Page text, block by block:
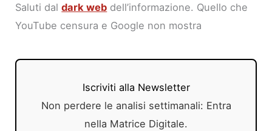
Saluti daldark web dell’informazione. Quello che
YouTube censura e Google non mostra
Iscriviti alla Newsletter
Non perdere le analisi settimanali: Entra
nella Matrice Digitale.